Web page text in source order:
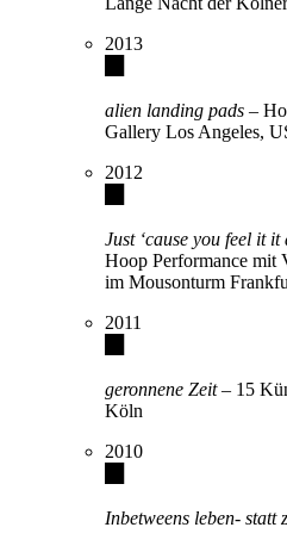
2013
alien landing pads –
Gallery Los Angeles,
2012
Just ‘cause you feel it it
Hoop Performance mit
im Mousonturm
2011
geronnene Zeit– 15
Köln
2010
Inbetweens leben- statt